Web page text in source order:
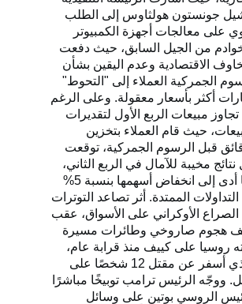
جونستون هولثاوس إلى الطلب
على معالجات أجهزة الكمبيوتر
من الجيل السابق، حيث دفعت
الاقتصادية وعدم اليقين بشأن
الجمركية العملاء إلى "التحوط"
أكثر بأسعار معقولة. وعلى الرغم
مبيعات الربع الأول لتقديرات
حيث قام العملاء بتخزين
قبل الرسوم الجمركية، توقعت
نتائج مخيبة للآمال في الربع الثاني،
مما أدى إلى انخفاض أسهمها بنسبة 5%
الممتدة. أثر تصاعد التوترات
الأوكراني على الأسواق، عقب
هجوم صاروخي وطائرات مسيرة
روسيا على كييف منذ قرابة عام،
والذي أسفر عن مقتل 12 شخصًا على
ووجّه الرئيس ترامب توبيخًا مباشرًا
الروسي بوتين على وسائل